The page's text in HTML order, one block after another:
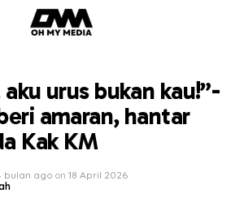
aku urus bukan kau!”-
amaran, hantar
Kak KM
bulan ago on 18 April 2026